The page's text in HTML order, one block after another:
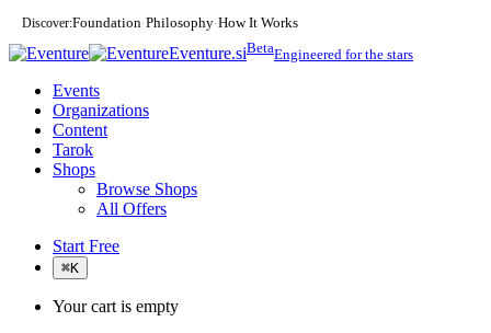
Discover:Foundation·Philosophy·How It Works
Eventure.siBetaEngineered for the stars
Events
Organizations
Content
Tarok
Shops
Browse Shops
All Offers
Start Free
⌘K
Your cart is empty